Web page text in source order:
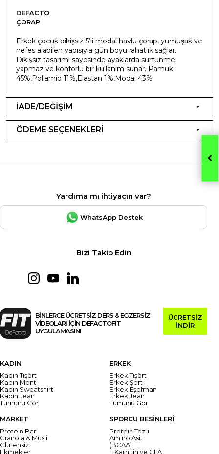
DEFACTO
ÇORAP
Erkek çocuk dikişsiz 5’li modal havlu çorap, yumuşak ve
nefes alabilen yapısıyla gün boyu rahatlık sağlar.
Dikişsiz tasarımı sayesinde ayaklarda sürtünme
yapmaz ve konforlu bir kullanım sunar. Pamuk
45%,Poliamid 11%,Elastan 1%,Modal 43%
İADE/DEĞİŞİM
ÖDEME SEÇENEKLERİ
Yardıma mı ihtiyacın var?
WhatsApp Destek
Bizi Takip Edin
BİNLERCE ÜCRETSİZ DERS & EGZERSİZ
VİDEOLARI İÇİN DEFACTOFIT
UYGULAMASINI
ÜCRETSİZ
İNDİR
KADIN
Kadın Tişört
Kadın Mont
Kadın Sweatshirt
Kadın Jean
Tümünü Gör
ERKEK
Erkek Tişört
Erkek Şort
Erkek Eşofman
Erkek Jean
Tümünü Gör
MARKET
Protein Bar
Granola & Müsli
Glutensiz
Ekmekler
SPORCU BESİNLERİ
Protein Tozu
Amino Asit
(BCAA)
L Karnitin ve CLA